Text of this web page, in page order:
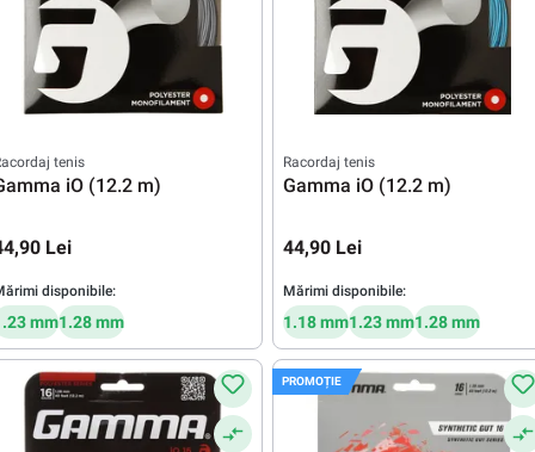
tenis
iO (12.2 m)
Lei
disponibile:
mm1.28 mm
Racordaj tenis
Gamma iO (12.2 m)
44,90 Lei
Mărimi disponibile:
1.18 mm1.23 mm1.28 mm
PROMOȚIE